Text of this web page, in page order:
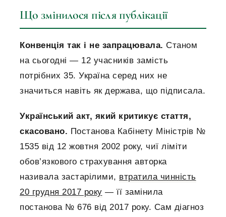
Що змінилося після публікації
Конвенція так і не запрацювала. Станом
на сьогодні — 12 учасників замість
потрібних 35. Україна серед них не
значиться навіть як держава, що підписала.
Український акт, який критикує стаття,
скасовано. Постанова Кабінету Міністрів №
1535 від 12 жовтня 2002 року, чиї ліміти
обов’язкового страхування авторка
називала застарілими, втратила чинність
20 грудня 2017 року — її замінила
постанова № 676 від 2017 року. Сам діагноз